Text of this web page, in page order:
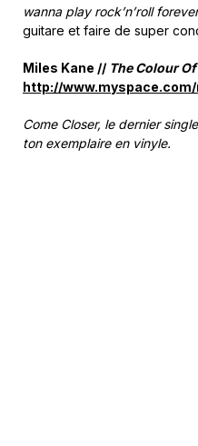
wanna play rock’n’roll forever
guitare et faire de super
Miles Kane // The Colour
http://
Come Closer, le dernier
ton exemplaire en vinyle.